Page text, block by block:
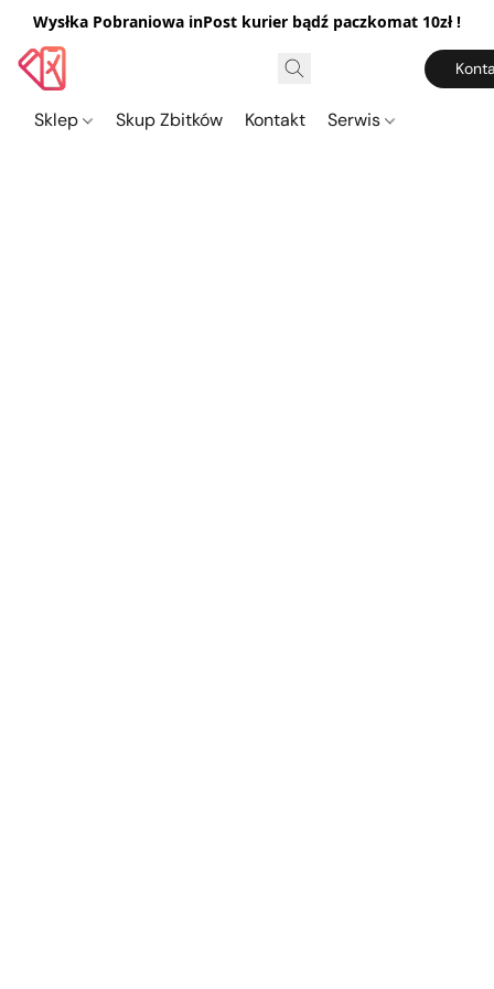
Wysłka Pobraniowa inPost kurier bądź paczkomat 10zł !
Sklep Skup Zbitków Kontakt Serwis